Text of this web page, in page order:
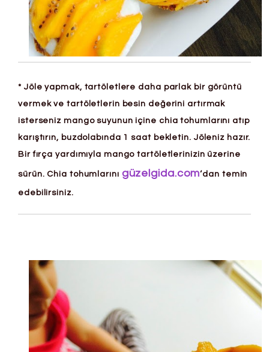
* Jöle yapmak, tartöletlere daha parlak bir görüntü
vermek ve tartöletlerin besin değerini artırmak
isterseniz mango suyunun içine chia tohumlarını atıp
karıştırın, buzdolabında 1 saat bekletin. Jöleniz hazır.
Bir fırça yardımıyla mango tartöletlerinizin üzerine
sürün. Chia tohumlarını güzelgida.com‘dan temin
edebilirsiniz.